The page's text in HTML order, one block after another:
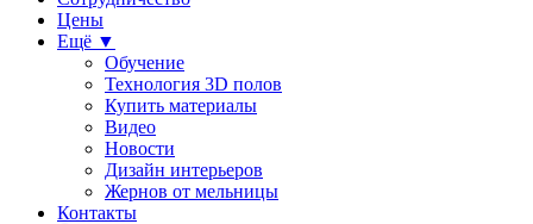
Цены
Ещё ▼
Обучение
Технология 3D полов
Купить материалы
Видео
Новости
Дизайн интерьеров
Жернов от мельницы
Контакты